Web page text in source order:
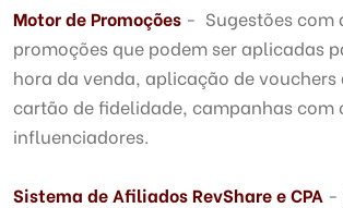
Motor de Promoções - Sugestões com
promoções que podem ser aplicadas
hora da venda, aplicação de vouchers
cartão de fidelidade, campanhas com
influenciadores.
Sistema de Afiliados RevShare e CPA -